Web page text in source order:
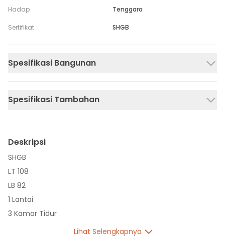
Hadap Tenggara
Sertifikat SHGB
Spesifikasi Bangunan
Spesifikasi Tambahan
Deskripsi
SHGB
LT 108
LB 82
1 Lantai
3 Kamar Tidur
Lihat Selengkapnya